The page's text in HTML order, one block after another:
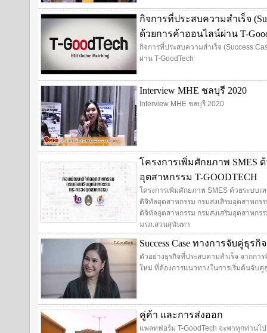
กิจการที่ประสบความสำเร็จ
ด้วยการค้าออนไลน์ผ่าน T-
กิจการที่ประสบความสำเร็จ (Success
ผ่าน T-GoodTech
Interview MHE ชลบุรี 2020
Interview MHE ชลบุรี 2020
โครงการเพิ่มศักยภาพ SMES
อุตสาหกรรม T-GOODTECH
โครงการเพิ่มศักยภาพ SMES ด้วยระบบ
ดิจิทัลอุตสาหกรรม กรมส่งเสิรมอุตสาหก
ดิจิทัลอุตสาหกรรม กรมส่งเสริมอุตสาหก
มรภ.สวนสุนันทา
Success Case ทางการจับคู่ธุรกิจ
ตัวอย่างธุรกิจที่ประสบคามสำเร็จ จากกา
ใหม่ ที่ต้องการแนวทางในการเริ่มต้นจับคู่
คู่ค้า และการส่งออก
แพลทฟอร์ม T-GoodTech จะพาทุกท่านไ